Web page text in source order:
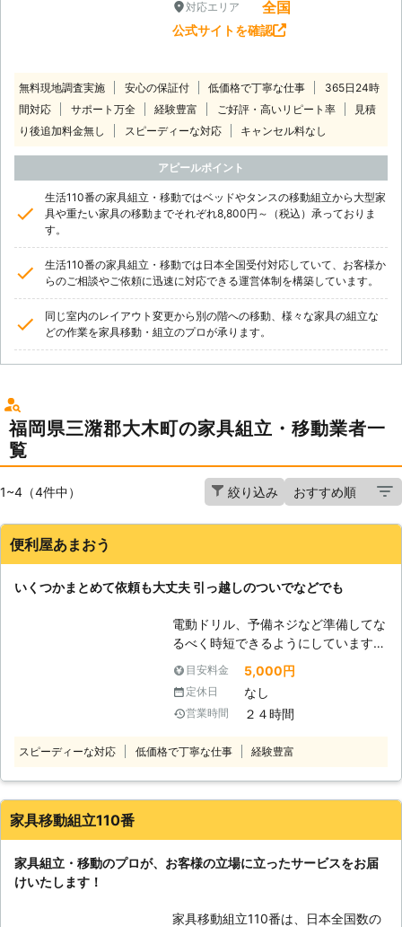
対応エリア 全国
公式サイトを確認
無料現地調査実施 安心の保証付 低価格で丁寧な仕事
365日24時
間対応
サポート万全 経験豊富 ご好評・高いリピート率
見積
り後追加料金無し
スピーディーな対応 キャンセル料なし
アピールポイント
生活110番の家具組立・移動ではベッドやタンスの移動組立から大型家
具や重たい家具の移動までそれぞれ8,800円～（税込）承っておりま
す。
生活110番の家具組立・移動では日本全国受付対応していて、お客様か
らのご相談やご依頼に迅速に対応できる運営体制を構築しています。
同じ室内のレイアウト変更から別の階への移動、様々な家具の組立な
どの作業を家具移動・組立のプロが承ります。
福岡県三潴郡大木町の家具組立・移動業者一
覧
1~4（4件中） 絞り込み
便利屋あまおう
いくつかまとめて依頼も大丈夫 引っ越しのついでなどでも
電動ドリル、予備ネジなど準備してな
るべく時短できるようにしています。
場所狭くてもどうにかしますので、ご
相談ください。
目安料金 5,000円
定休日 なし
営業時間 ２４時間
スピーディーな対応 低価格で丁寧な仕事 経験豊富
家具移動組立110番
家具組立・移動のプロが、お客様の立場に立ったサービスをお届
けいたします！
家具移動組立110番は、日本全国数の